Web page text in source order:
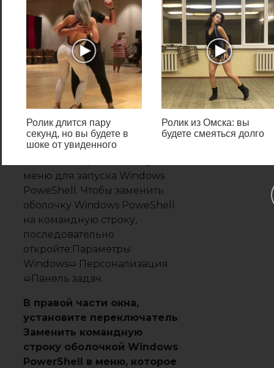
командную
строку
используя меню
«win x»
По умолчанию в последних
версиях операционной
системы Windows 10 в меню
меню для запуска Windows
PoweShell. Чтобы заменить
оболочку Windows PoweShell
на командную строку,
последовательно
откройте:Параметры
Windows➯ Персонализация
➯Панель задач.
В правой части окна,
установите переключатель
Заменить командную
строку оболочкой Windows
PowerShell в меню, которое
Ролик длится пару
секунд, но вы будете в
шоке от увиденного
Ролик из Омска: вы
будете смеяться долго